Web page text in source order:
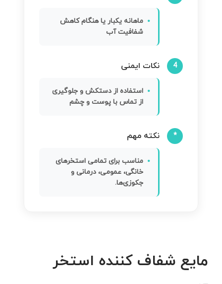
ماهانه یکبار یا هنگام کاهش
شفافیت آب
4 نکات ایمنی
استفاده از دستکش و جلوگیری
از تماس با پوست و چشم
* نکته مهم
مناسب برای تمامی استخرهای
خانگی، عمومی، درمانی و
جکوزی‌ها.
مایع شفاف کننده استخر